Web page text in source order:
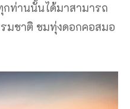
กท่านนั้นได้มาสามารถ
มชาติ ชมทุ่งดอกคอสมอ